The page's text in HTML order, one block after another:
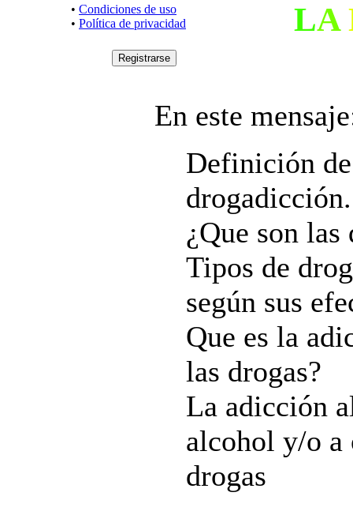
• Condiciones de uso
• Política de privacidad LA
En este
Definición de
drogadicción.
¿Que son las
Tipos de
según sus
Que es la
las drogas?
La adicción
alcohol y/o a
drogas